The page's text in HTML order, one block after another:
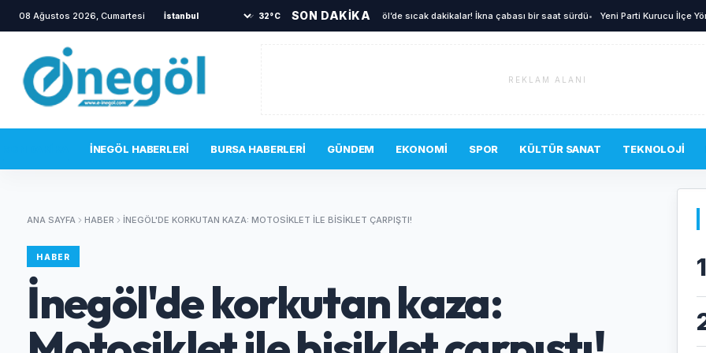
08 Ağustos 2026, Cumartesi 32°C SON DAKİKA
Yanına gelen sincabı elleriyle besledi • İnegöl’de sıcak dakikalar! İkna çabası bir saat sürdü• Yeni Parti Kurucu İlçe Yönetimi
REKLAM ALANI
İNEGÖL HABERLERI BURSA HABERLERI GÜNDEM EKONOMI SPOR KÜLTÜR SANAT TEKNOLOJI
ANA SAYFA HABER İNEGÖL'DE KORKUTAN KAZA: MOTOSIKLET ILE BISIKLET ÇARPIŞTI!
HABER
İnegöl'de korkutan kaza:
1